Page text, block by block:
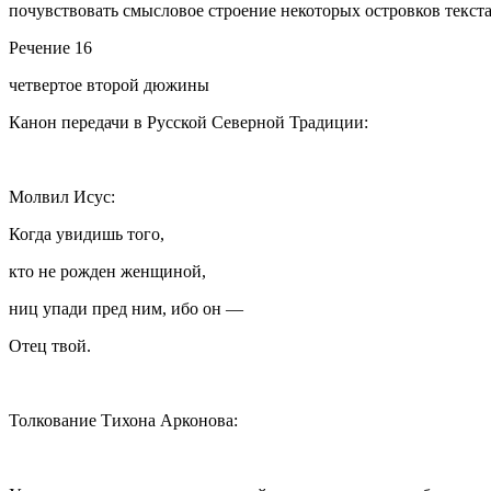
почувствовать смысловое строение некоторых островков
Речение 16
четвертое второй дюжины
Канон передачи в Русской Северной Традиции:
Молвил Исус:
Когда увидишь того,
кто не рожден женщиной,
ниц упади пред ним, ибо он —
Отец твой.
Толкование Тихона Арконова: